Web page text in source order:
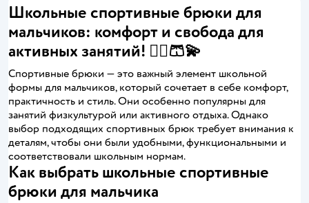
Школьные спортивные брюки для
мальчиков: комфорт и свобода для
активных занятий! 🏃‍♂️🩳💫
Спортивные брюки — это важный элемент школьной
формы для мальчиков, который сочетает в себе комфорт,
практичность и стиль. Они особенно популярны для
занятий физкультурой или активного отдыха. Однако
выбор подходящих спортивных брюк требует внимания к
деталям, чтобы они были удобными, функциональными и
соответствовали школьным нормам.
Как выбрать школьные спортивные
брюки для мальчика